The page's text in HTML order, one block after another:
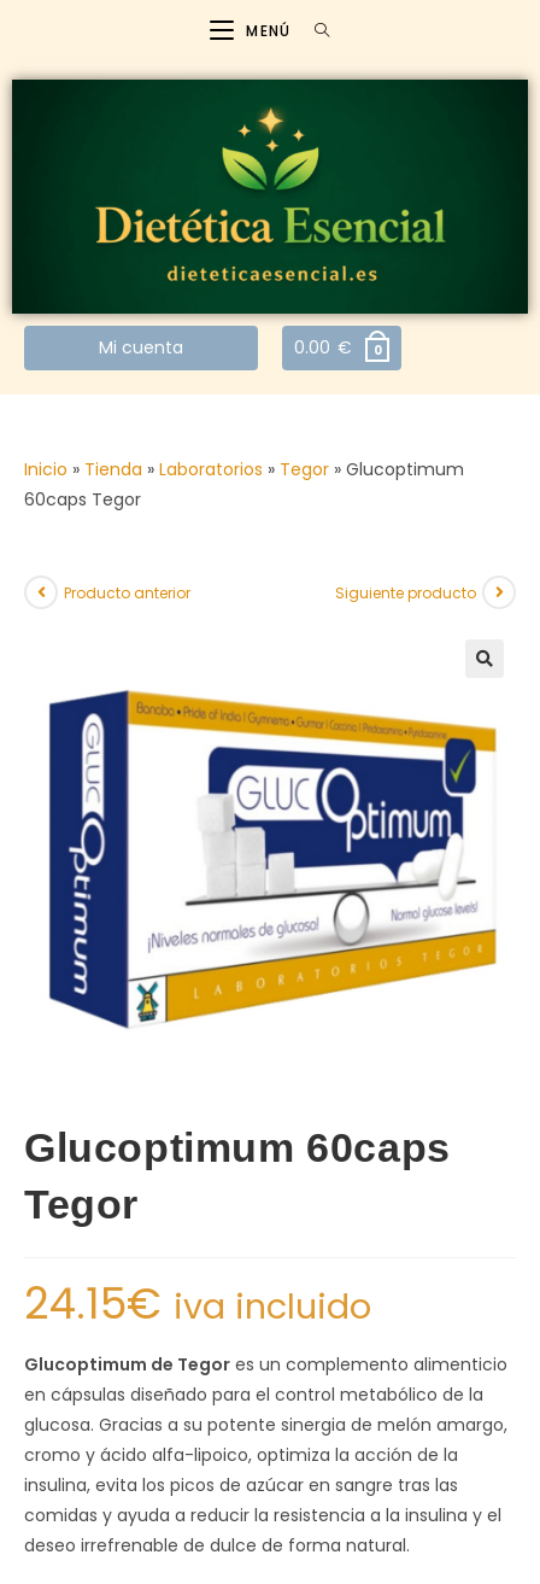
MENÚ
Mi cuenta 0.00 € 0
Inicio » Tienda » Laboratorios » Tegor » Glucoptimum
60caps Tegor
Producto anterior Siguiente producto
Glucoptimum 60caps
Tegor
24.15€ iva incluido
Glucoptimum de Tegor es un complemento alimenticio
en cápsulas diseñado para el control metabólico de la
glucosa. Gracias a su potente sinergia de melón amargo,
cromo y ácido alfa-lipoico, optimiza la acción de la
insulina, evita los picos de azúcar en sangre tras las
comidas y ayuda a reducir la resistencia a la insulina y el
deseo irrefrenable de dulce de forma natural.